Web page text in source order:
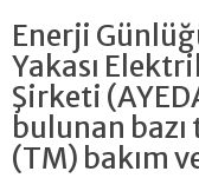
Enerji
Yakası
Şirketi
bulunan
(TM) bakım